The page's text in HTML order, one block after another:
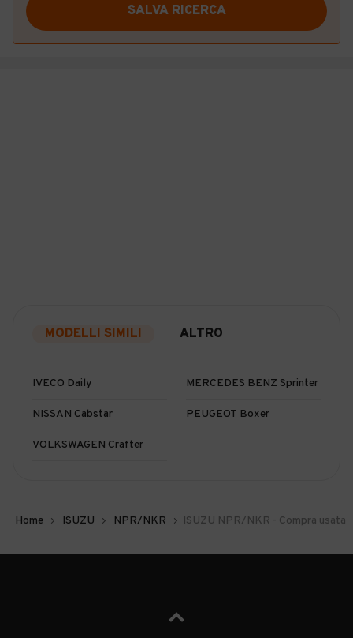
SALVA RICERCA
MODELLI SIMILI ALTRO
IVECO Daily MERCEDES BENZ Sprinter
NISSAN Cabstar PEUGEOT Boxer
VOLKSWAGEN Crafter
Home ISUZU NPR/NKR ISUZU NPR/NKR - Compra usata